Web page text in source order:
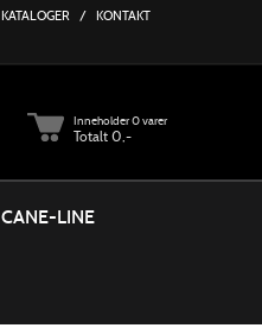
KATALOGER / KONTAKT
Inneholder0 varer
Totalt 0,-
CANE-LINE